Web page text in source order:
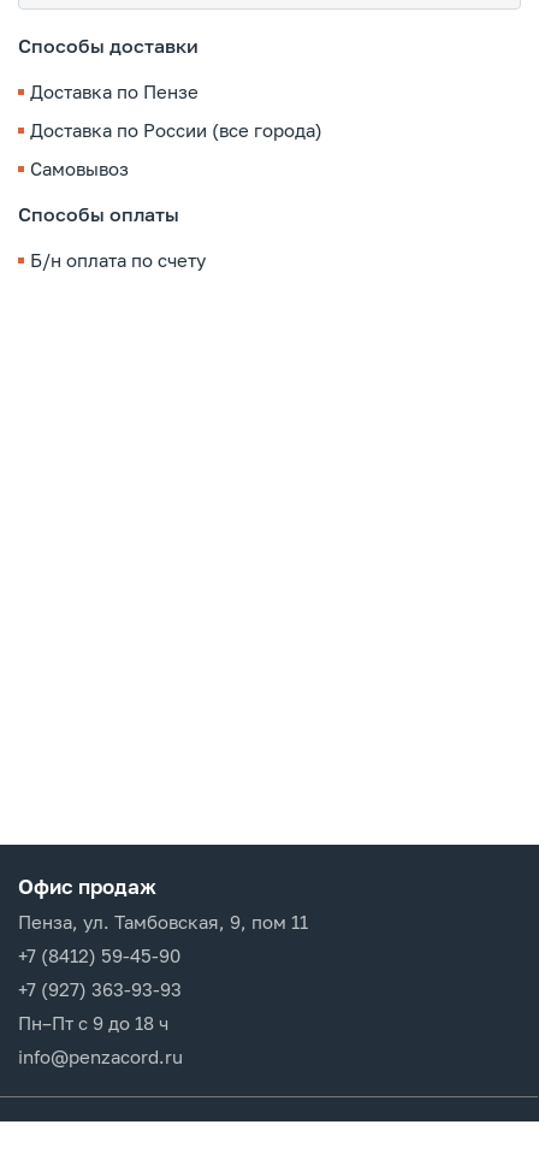
Способы доставки
Доставка по Пензе
Доставка по России (все города)
Самовывоз
Способы оплаты
Б/н оплата по счету
Офис продаж
Пенза, ул. Тамбовская, 9, пом 11
+7 (8412) 59-45-90
+7 (927) 363-93-93
Пн–Пт с 9 до 18 ч
info@penzacord.ru
Производители